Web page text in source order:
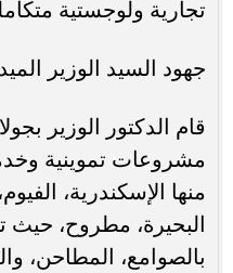
تجارية ولوجستية
جهود السيد الوزير
قام الدكتور الوزير
مشروعات تموينية
منها الإسكندرية،
البحيرة، مطروح، حيث
بالصوامع، المطاحن،